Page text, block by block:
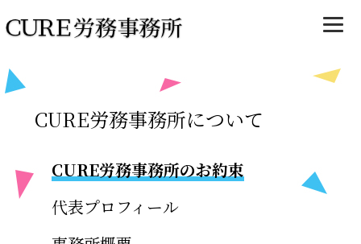
CURE労務事務所について
CURE労務事務所のお約束
代表プロフィール